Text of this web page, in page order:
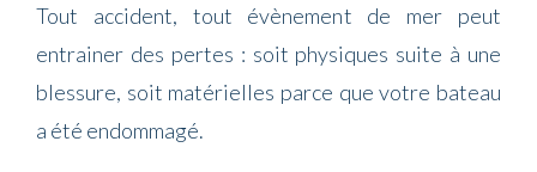
Tout accident, tout évènement de mer peut
entrainer des pertes : soit physiques suite à une
blessure, soit matérielles parce que votre bateau
a été endommagé.